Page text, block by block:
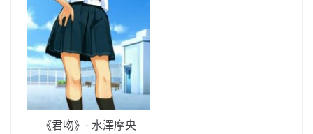
《君吻》- 水澤摩央